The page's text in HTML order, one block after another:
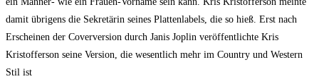
damit übrigens die Sekretärin seines Plattenlabels, die so hieß. Erst nach
Erscheinen der Coverversion durch Janis Joplin veröffentlichte Kris
Kristofferson seine Version, die wesentlich mehr im Country und Western
Stil ist